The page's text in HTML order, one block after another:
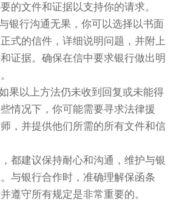
的文件和证据以支持你的请求。
银行沟通无果，你可以选择以书面
式的信件，详细说明问题，并附上
证据。确保在信中要求银行做出明
果以上方法仍未收到回复或未能得
情况下，你可能需要寻求法律援
，并提供他们所需的所有文件和信
都建议保持耐心和沟通，维护与银
与银行合作时，准确理解保函条
遵守所有规定是非常重要的。